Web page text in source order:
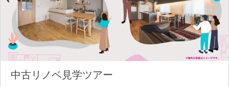
中古リノベ見学ツアー